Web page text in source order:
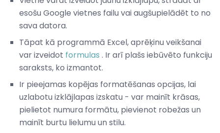
esošu Google vietnes failu vai augšupielādēt to no
sava datora.
Tāpat kā programmā Excel, aprēķinu veikšanai
var izveidot formulas . Ir arī plašs iebūvēto funkciju
saraksts, ko izmantot.
Ir pieejamas kopējas formatēšanas opcijas, lai
uzlabotu izklājlapas izskatu - var mainīt krāsas,
pielietot numura formātu, pievienot robežas un
mainīt burtu lielumu un stilu.